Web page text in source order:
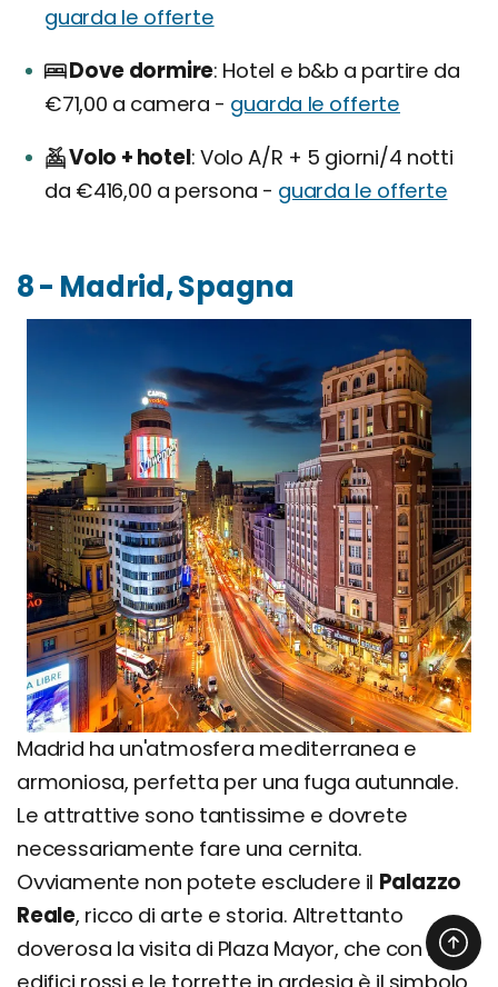
guarda le offerte
Dove dormire Hotel e b&b a partire da
€71,00 a camera - guarda le offerte
Volo + hotel Volo A/R + 5 giorni/4 notti
da €416,00 a persona - guarda le offerte
8 - Madrid, Spagna
Madrid ha un'atmosfera mediterranea e
armoniosa, perfetta per una fuga autunnale.
Le attrattive sono tantissime e dovrete
necessariamente fare una cernita.
Ovviamente non potete escludere il Palazzo
Reale, ricco di arte e storia. Altrettanto
doverosa la visita di Plaza Mayor, che con i suoi